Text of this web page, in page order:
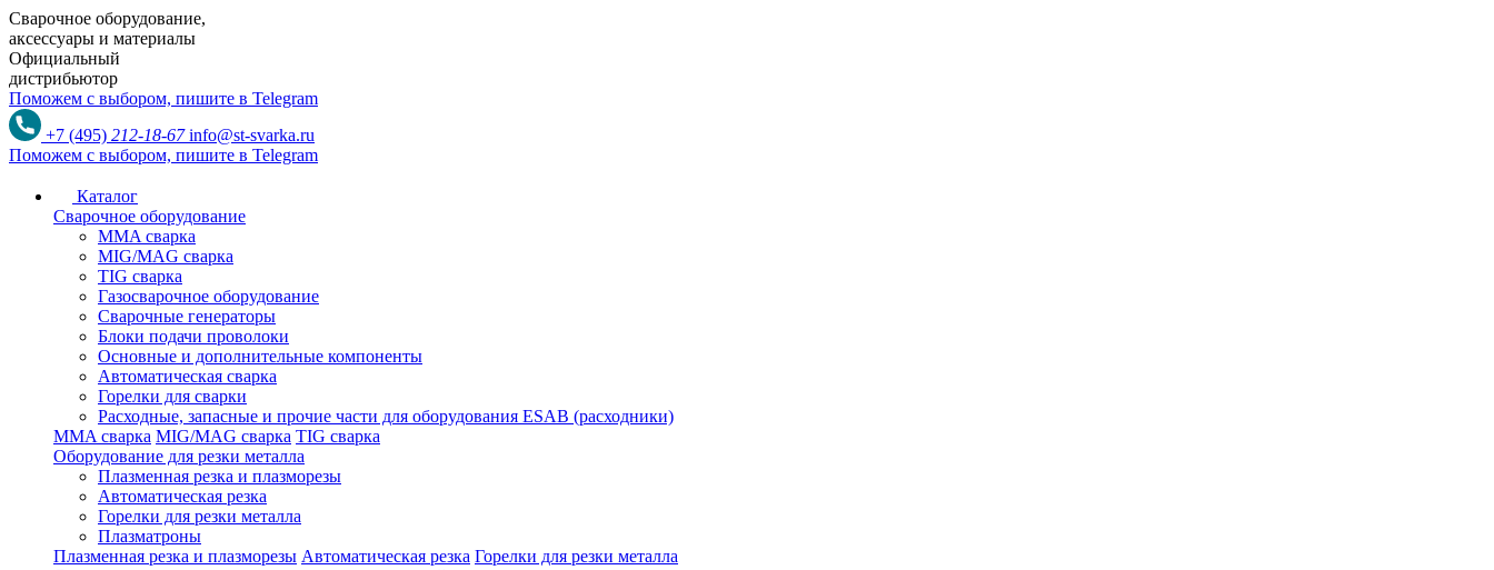
Сварочное оборудование,
аксессуары и материалы
Официальный
дистрибьютор
Поможем с выбором, пишите в Telegram
+7 (495) 212-18-67 info@st-svarka.ru
Поможем с выбором, пишите в Telegram
Каталог
Сварочное оборудование
MMA сварка
MIG/MAG сварка
TIG сварка
Газосварочное оборудование
Сварочные генераторы
Блоки подачи проволоки
Основные и дополнительные компоненты
Автоматическая сварка
Горелки для сварки
Расходные, запасные и прочие части для оборудования ESAB (расходники)
MMA сварка MIG/MAG сварка TIG сварка
Оборудование для резки металла
Плазменная резка и плазморезы
Автоматическая резка
Горелки для резки металла
Плазматроны
Плазменная резка и плазморезы Автоматическая резка Горелки для резки металла